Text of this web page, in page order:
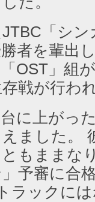
「シ
者を輩出
OST」組
戦が行わ
に上がっ
ました。
もままな
」予審に合
ラックに